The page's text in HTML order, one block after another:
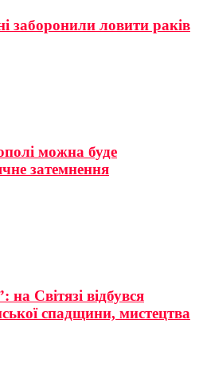
заборонили ловити раків
можна буде
затемнення
на Світязі відбувся
спадщини, мистецтва